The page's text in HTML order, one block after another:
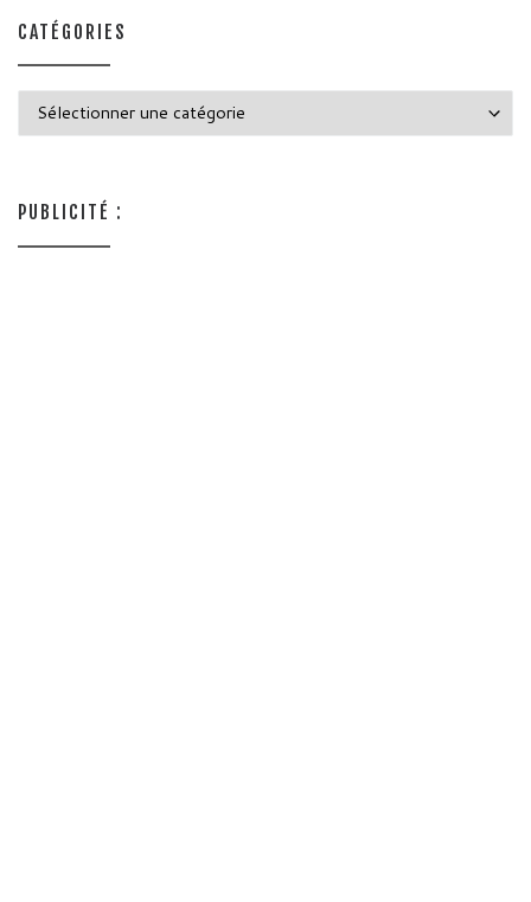
CATÉGORIES
PUBLICITÉ :